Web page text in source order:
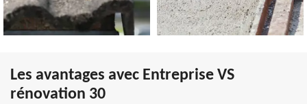
Les avantages avec Entreprise VS
rénovation 30